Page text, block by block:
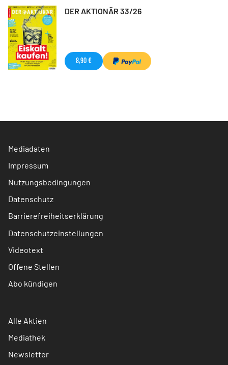
DER AKTIONÄR 33/26
8,90 €
Mediadaten
Impressum
Nutzungsbedingungen
Datenschutz
Barrierefreiheitserklärung
Datenschutzeinstellungen
Videotext
Offene Stellen
Abo kündigen
Alle Aktien
Mediathek
Newsletter